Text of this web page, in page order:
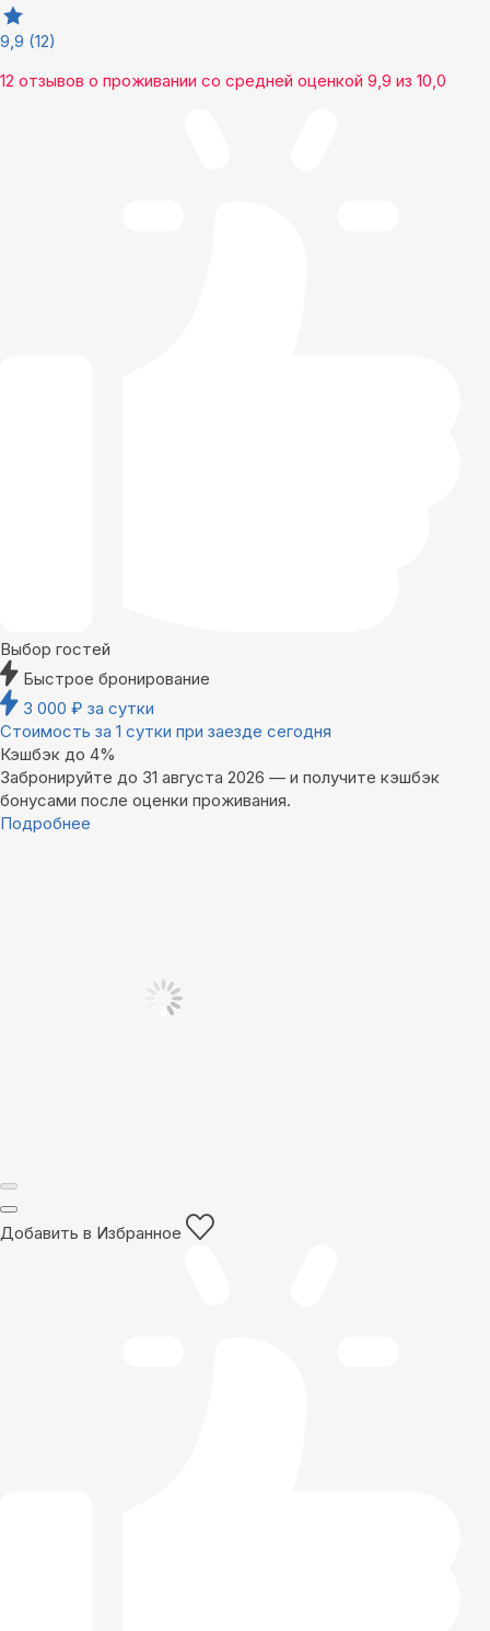
9,9 (12)
12 отзывов о проживании со средней оценкой 9,9 из 10,0
Выбор гостей
Быстрое бронирование
3 000 ₽ за сутки
Стоимость за 1 сутки при заезде сегодня
Кэшбэк до 4%
Забронируйте до 31 августа 2026 — и получите кэшбэк
бонусами после оценки проживания.
Подробнее
Добавить в Избранное